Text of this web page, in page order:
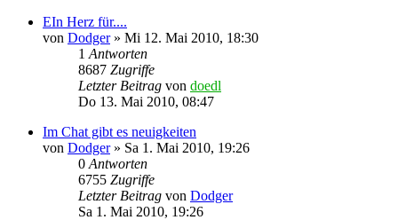
EIn Herz für....
von Dodger» Mi 12. Mai 2010, 18:30
1 Antworten
8687 Zugriffe
Letzter Beitrag von doedl
Do 13. Mai 2010, 08:47
Im Chat gibt es neuigkeiten
von Dodger» Sa 1. Mai 2010, 19:26
0 Antworten
6755 Zugriffe
Letzter Beitrag von Dodger
Sa 1. Mai 2010, 19:26